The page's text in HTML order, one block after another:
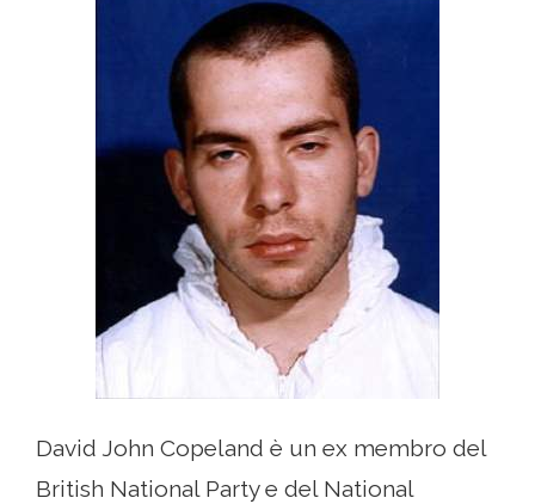
David John Copeland è un ex membro del
British National Party e del National